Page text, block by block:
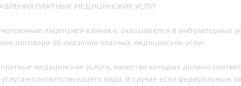
ПЛАТНЫХ МЕДИЦИНСКИХ УСЛУГ
лицензией клиники, оказываются в амбулаторных
договора об оказании платных медицинских услуг.
медицинские услуги, качество которых должно
соответствующего вида. В случае если федеральным